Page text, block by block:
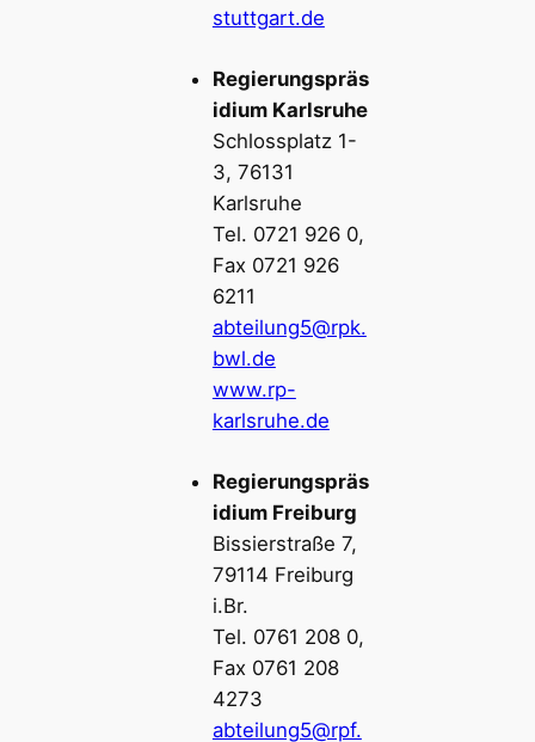
stuttgart.de
Regierungspräs
idium Karlsruhe
Schlossplatz 1-
3, 76131
Karlsruhe
Tel. 0721 926 0,
Fax 0721 926
6211
abteilung5@rpk.
bwl.de
www.rp-
karlsruhe.de
Regierungspräs
idium Freiburg
Bissierstraße 7,
79114 Freiburg
i.Br.
Tel. 0761 208 0,
Fax 0761 208
4273
abteilung5@rpf.